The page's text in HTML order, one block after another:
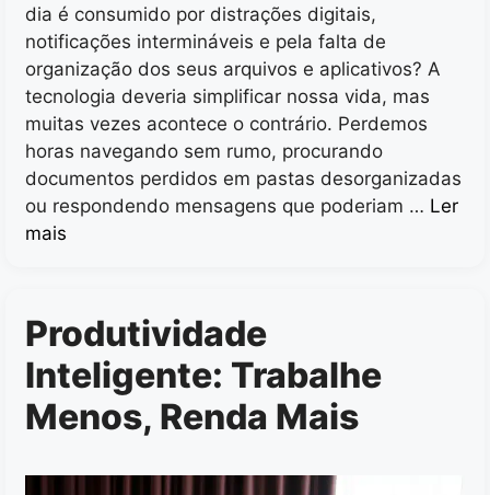
dia é consumido por distrações digitais,
notificações intermináveis e pela falta de
organização dos seus arquivos e aplicativos? A
tecnologia deveria simplificar nossa vida, mas
muitas vezes acontece o contrário. Perdemos
horas navegando sem rumo, procurando
documentos perdidos em pastas desorganizadas
ou respondendo mensagens que poderiam … Ler
mais
Produtividade
Inteligente: Trabalhe
Menos, Renda Mais